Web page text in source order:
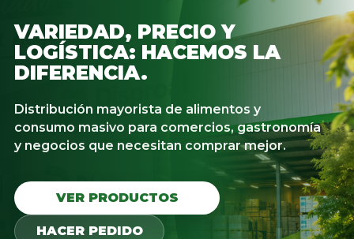
VARIEDAD, PRECIO Y
LOGÍSTICA: HACEMOS LA
DIFERENCIA.
Distribución mayorista de alimentos y
consumo masivo para comercios, gastronomía
y negocios que necesitan comprar mejor.
VER PRODUCTOS
HACER PEDIDO